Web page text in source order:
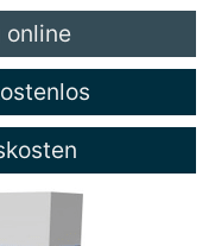
online